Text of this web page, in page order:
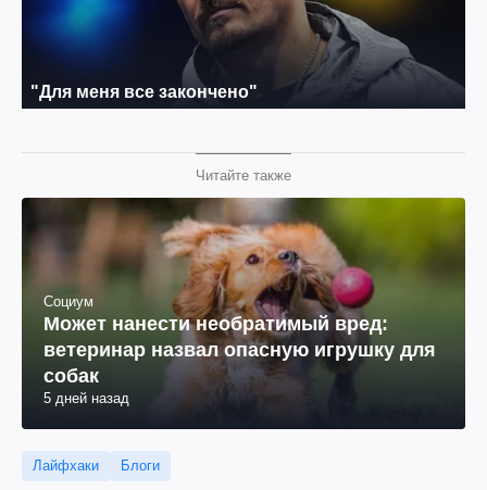
Читайте также
Социум
Может нанести необратимый вред:
ветеринар назвал опасную игрушку для
собак
5 дней назад
Лайфхаки Блоги